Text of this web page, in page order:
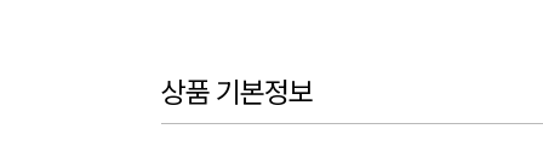
상품 기본정보